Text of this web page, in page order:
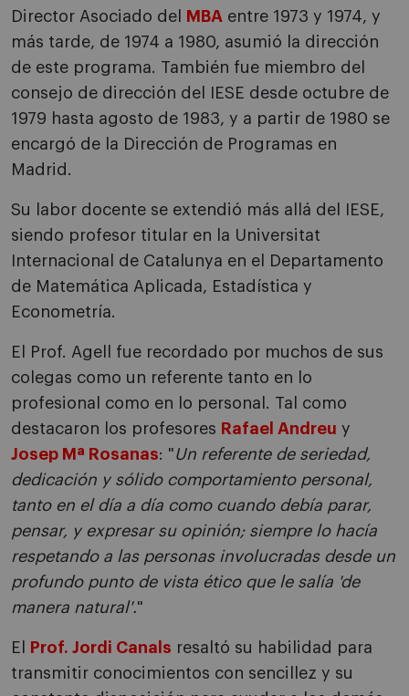
Director Asociado del
MBA entre 1973 y 1974, y
más tarde, de 1974 a 1980, asumió la dirección
de este programa. También fue miembro del
consejo de dirección del IESE desde octubre de
1979 hasta agosto de 1983, y a partir de 1980 se
encargó de la Dirección de Programas en
Madrid.
Su labor docente se extendió más allá del IESE,
siendo profesor titular en la Universitat
Internacional de Catalunya en el Departamento
de Matemática Aplicada, Estadística y
Econometría.
El Prof. Agell fue recordado por muchos de sus
colegas como un referente tanto en lo
profesional como en lo personal. Tal como
destacaron los profesores Rafael Andreu y
Josep Mª Rosanas: "Un referente de seriedad,
dedicación y sólido comportamiento personal,
tanto en el día a día como cuando debía parar,
pensar, y expresar su opinión; siempre lo hacía
respetando a las personas involucradas desde un
profundo punto de vista ético que le salía 'de
manera natural'."
El Prof. Jordi Canals resaltó su habilidad para
transmitir conocimientos con sencillez y su